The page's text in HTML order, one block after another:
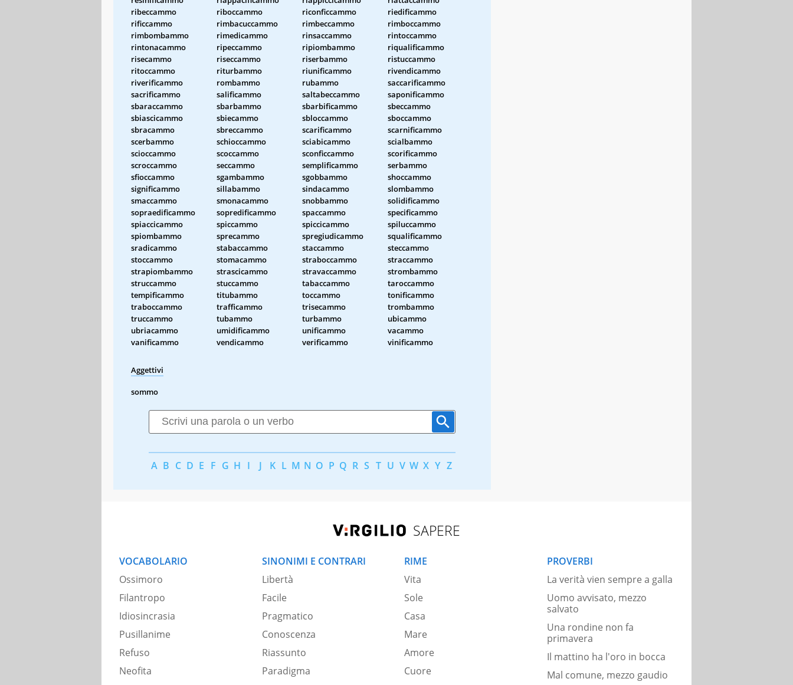
ribeccammo
riboccammo riconficcammo
riedificammo
rificcammo
rimbacuccammo rimbeccammo
rimboccammo
rimbombammo
rimedicammo rinsaccammo
rintoccammo
rintonacammo
ripeccammo ripiombammo
riqualificammo
risecammo
riseccammo riserbammo
ristuccammo
ritoccammo
riturbammo riunificammo
rivendicammo
riverificammo
rombammo rubammo
saccarificammo
sacrificammo
salificammo saltabeccammo
saponificammo
sbaraccammo
sbarbammo sbarbificammo
sbeccammo
sbiascicammo
sbiecammo sbloccammo
sboccammo
sbracammo
sbreccammo scarificammo
scarnificammo
scerbammo
schioccammo sciabicammo
scialbammo
scioccammo
scoccammo sconficcammo
scorificammo
scroccammo
seccammo semplificammo
serbammo
sfioccammo
sgambammo sgobbammo
shoccammo
significammo
sillabammo sindacammo
slombammo
smaccammo
smonacammo snobbammo
solidificammo
sopraedificammo
sopredificammo spaccammo
specificammo
spiaccicammo
spiccammo spiccicammo
spiluccammo
spiombammo
sprecammo spregiudicammo
squalificammo
sradicammo
stabaccammo staccammo
steccammo
stoccammo
stomacammo straboccammo
straccammo
strapiombammo
strascicammo stravaccammo
strombammo
struccammo
stuccammo tabaccammo
taroccammo
tempificammo
titubammo toccammo
tonificammo
traboccammo
trafficammo trisecammo
trombammo
truccammo
tubammo turbammo
ubicammo
ubriacammo
umidificammo unificammo
vacammo
vanificammo
vendicammo verificammo vinificammo
Aggettivi
sommo
A B C D E F G H I J K L M N O P Q R S T U V W X Y Z
SAPERE
VOCABOLARIO
Ossimoro
Filantropo
Idiosincrasia
Pusillanime
Refuso
Neofita
SINONIMI E CONTRARI
Libertà
Facile
Pragmatico
Conoscenza
Riassunto
Paradigma
RIME
Vita
Sole
Casa
Mare
Amore
Cuore
PROVERBI
La verità vien sempre a galla
Uomo avvisato, mezzo
salvato
Una rondine non fa
primavera
Il mattino ha l'oro in bocca
Mal comune, mezzo gaudio